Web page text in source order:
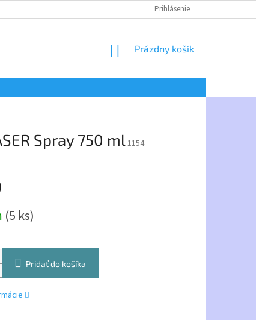
ÚDAJOV Prihlásenie
NÁKUPNÝ
Prázdny košík
Spray 750 ml1154
(5 ks)
Pridať do košíka